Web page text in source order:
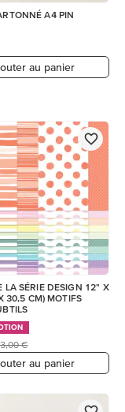
A4 PIN
au panier
LA SÉRIE DESIGN 12" X
30,5 CM) MOTIFS
€
au panier